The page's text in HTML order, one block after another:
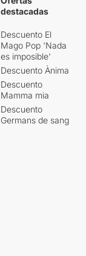
destacadas
Descuento El
Mago Pop 'Nada
es imposible'
Descuento Ànima
Descuento
Mamma mia
Descuento
Germans de sang